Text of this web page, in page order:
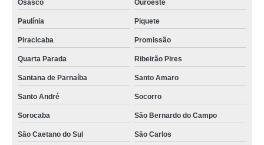
Osasco Ouroeste
Paulínia Piquete
Piracicaba Promissão
Quarta Parada Ribeirão Pires
Santana de Parnaíba Santo Amaro
Santo André Socorro
Sorocaba São Bernardo do Campo
São Caetano do Sul São Carlos